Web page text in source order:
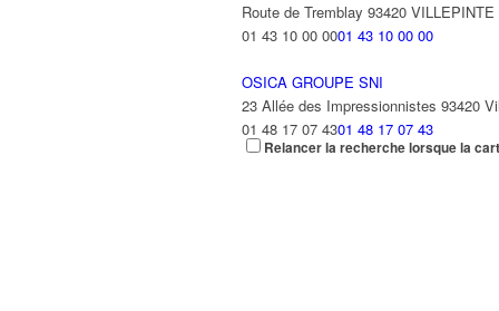
Route de Tremblay 93420 VILLEPINTE
01 43 10 00 0001 43 10 00 00
OSICA GROUPE SNI
23 Allée des Impressionnistes 93420
01 48 17 07 4301 48 17 07 43
Relancer la recherche lorsque la